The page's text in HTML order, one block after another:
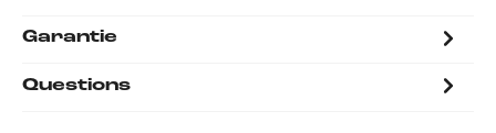
Garantie
Questions